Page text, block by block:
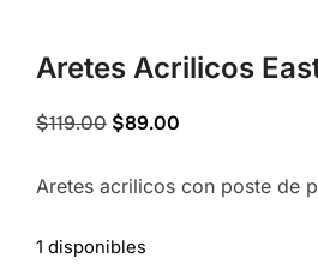
Aretes Acrilicos
$119.00 Original
was:
$89.00
is:
Aretes acrilicos con poste de
1 disponibles